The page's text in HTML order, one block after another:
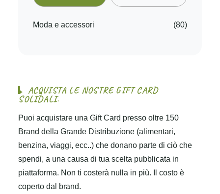
ACQUISTA LE NOSTRE GIFT CARD
SOLIDALI.
Puoi acquistare una Gift Card presso oltre 150
Brand della Grande Distribuzione (alimentari,
benzina, viaggi, ecc..) che donano parte di ciò che
spendi, a una causa di tua scelta pubblicata in
piattaforma. Non ti costerà nulla in più. Il costo è
coperto dal brand.
Moda e accessori (80)